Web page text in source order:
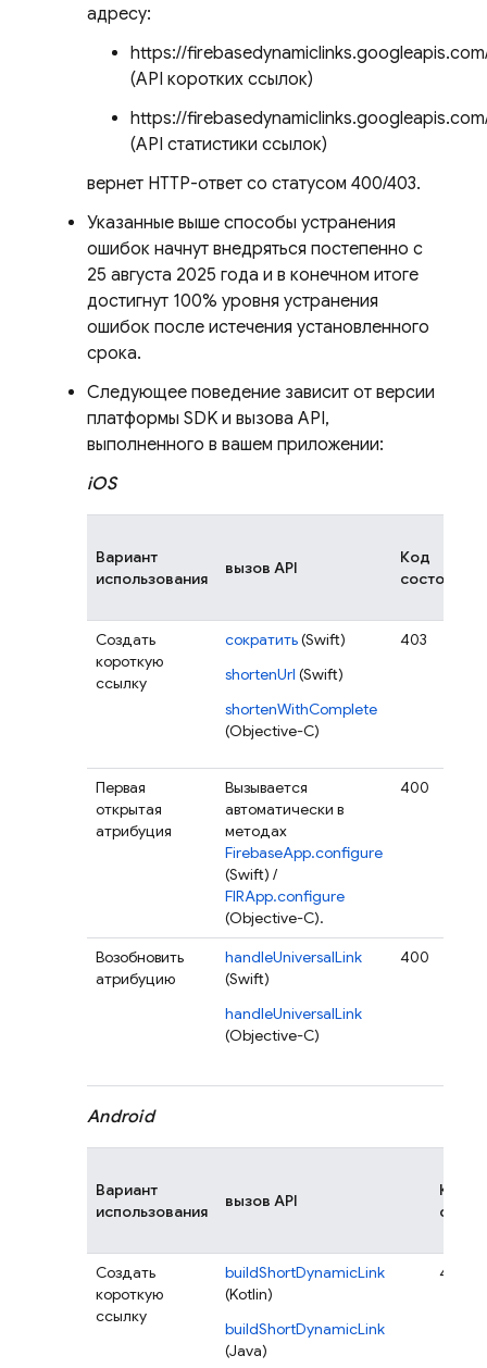
адресу:
https://
(API коротких ссылок)
https://
(API статистики ссылок)
вернет HTTP-ответ со статусом 400/403.
Указанные выше способы устранения
ошибок начнут внедряться постепенно с
25 августа 2025 года и в конечном итоге
достигнут 100% уровня устранения
ошибок после истечения установленного
срока.
Следующее поведение зависит от версии
платформы SDK и вызова API,
выполненного в вашем приложении:
iOS
Вариант
использования
вызов API
Код
состояния
Создать
короткую
ссылку
сократить(Swift)
shortenUrl (Swift)
shortenWithComplete
(Objective-C)
403
Первая
открытая
атрибуция
Вызывается
автоматически в
методах
FirebaseApp.configure
(Swift) /
FIRApp.configure
(Objective-C).
400
Возобновить
атрибуцию
handleUniversalLink
(Swift)
handleUniversalLink
(Objective-C)
400
Android
Вариант
использования
вызов API
Код
Создать
короткую
ссылку
buildShortDynamicLink
(Kotlin)
buildShortDynamicLink
(Java)
403